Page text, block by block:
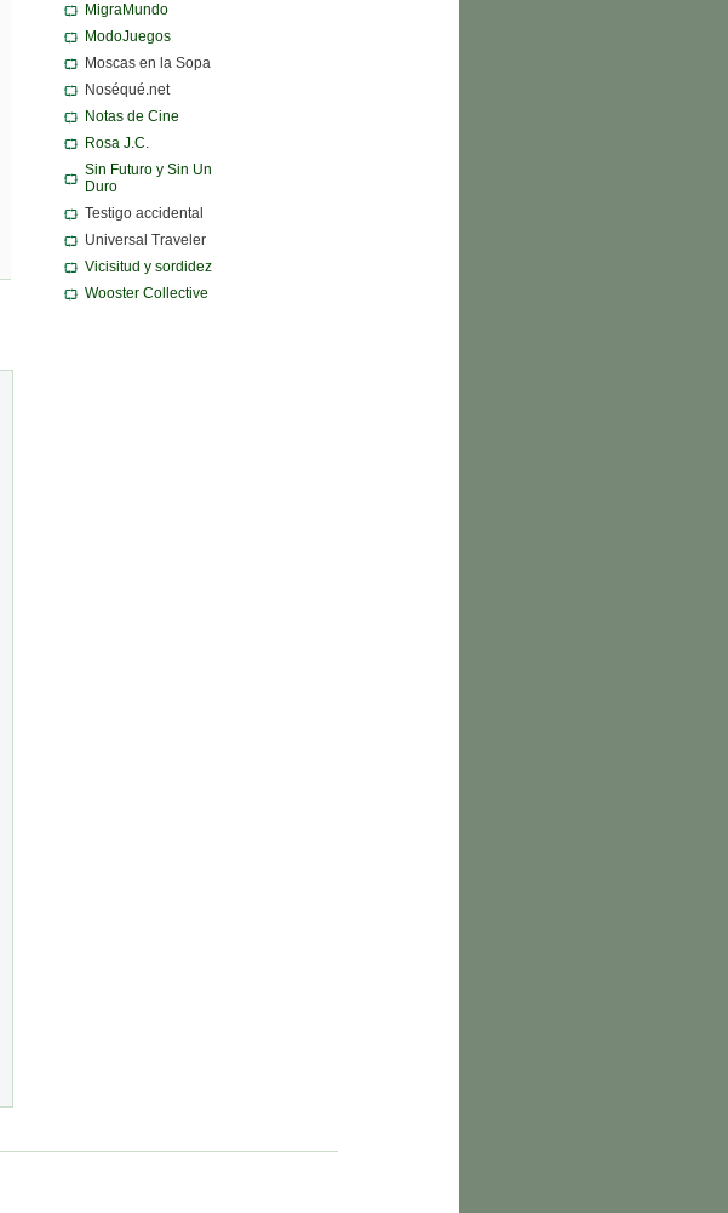
MigraMundo
ModoJuegos
Moscas en la Sopa
Noséqué.net
Notas de Cine
Rosa J.C.
Sin Futuro y Sin Un
Duro
Testigo accidental
Universal Traveler
Vicisitud y sordidez
Wooster Collective